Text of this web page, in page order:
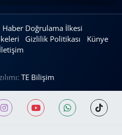
Haber Doğrulama İlkesi
Gizlilik Politikası
Künye
İletişim
TE Bilişim